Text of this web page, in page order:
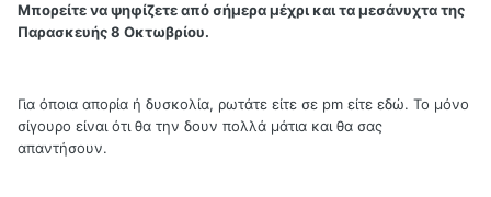
Μπορείτε να ψηφίζετε από σήμερα μέχρι και τα μεσάνυχτα της
Παρασκευής 8 Οκτωβρίου.
Για όποια απορία ή δυσκολία, ρωτάτε είτε σε pm είτε εδώ. Το μόνο
σίγουρο είναι ότι θα την δουν πολλά μάτια και θα σας
απαντήσουν.